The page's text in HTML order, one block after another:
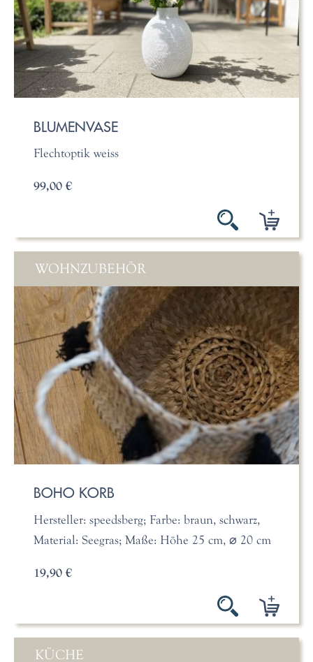
BLUMENVASE
Flechtoptik weiss
99,00 €
WOHNZUBEHÖR
BOHO KORB
Hersteller: speedsberg; Farbe: braun, schwarz,
Material: Seegras; Maße: Höhe 25 cm, ⌀ 20 cm
19,90 €
KÜCHE